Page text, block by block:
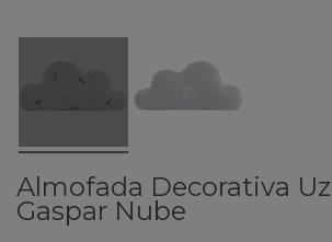
Almofada Decorativa
Gaspar Nube